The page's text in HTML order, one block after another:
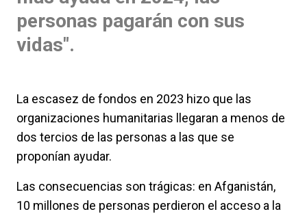
personas pagarán con sus
vidas".
La escasez de fondos en 2023 hizo que las
organizaciones humanitarias llegaran a menos de
dos tercios de las personas a las que se
proponían ayudar.
Las consecuencias son trágicas: en Afganistán,
10 millones de personas perdieron el acceso a la